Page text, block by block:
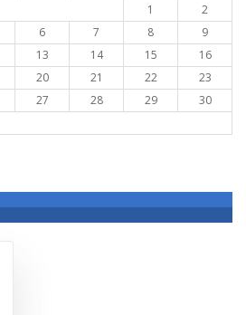
1
2
6 7 8
9
13 14 15
16
20 21 22
23
27 28 29
30